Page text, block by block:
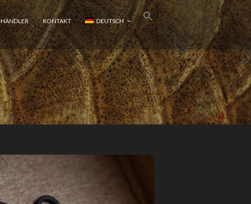
HÄNDLER KONTAKT DEUTSCH